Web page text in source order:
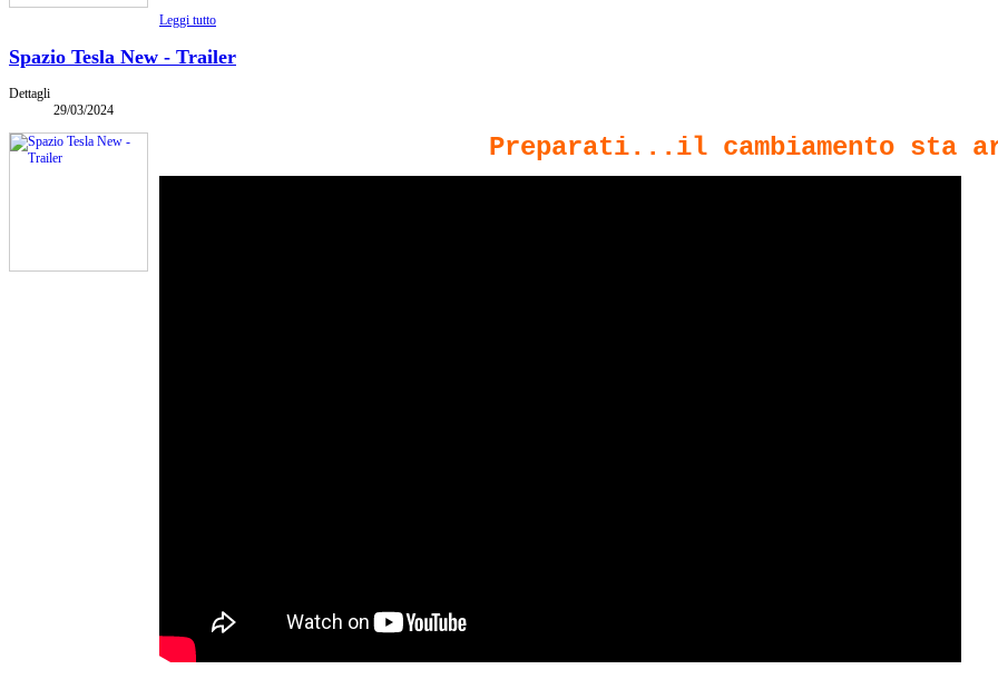
Leggi tutto
Spazio Tesla New - Trailer
Dettagli
29/03/2024
Preparati...il cambiamento sta